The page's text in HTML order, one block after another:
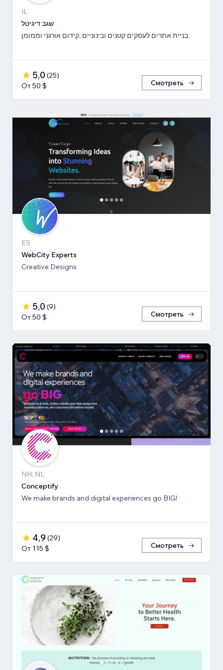
IL
שגב דיגיטל
בניית אתרים לעסקים קטנים ובינוניים ,קידום אורגני וממומן
5,0 (25)
От 50 $
Смотреть
ES
WebCity Experts
Creative Designs
5,0 (9)
От 50 $
Смотреть
NH, NL
Conceptify
We make brands and digital experiences go BIG!
4,9 (29)
От 115 $
Смотреть